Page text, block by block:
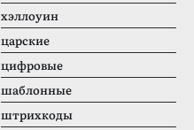
хэллоуин
царские
цифровые
шаблонные
штрихкоды